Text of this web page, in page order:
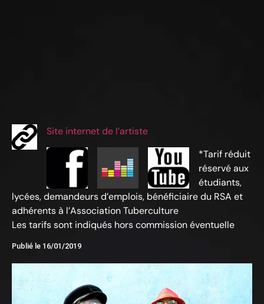
Site internet de l’artiste
*Tarif réduit
réservé aux
étudiants,
lycées, demandeurs d’emplois, bénéficiaire du RSA et
adhérents à l’Association Tuberculture
Les tarifs sont indiqués hors commission éventuelle
Publié le 16/01/2019